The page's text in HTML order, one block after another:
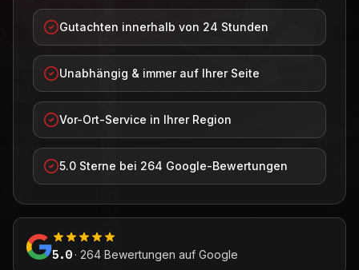
Gutachten innerhalb von 24 Stunden
Unabhängig & immer auf Ihrer Seite
Vor-Ort-Service in Ihrer Region
5.0 Sterne bei 264 Google-Bewertungen
5.0· 264 Bewertungen auf Google